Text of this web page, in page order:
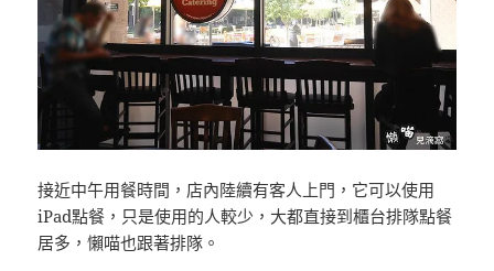
接近中午用餐時間，店內陸續有客人上門，它可以使用
iPad點餐，只是使用的人較少，大都直接到櫃台排隊點餐
居多，懶喵也跟著排隊。